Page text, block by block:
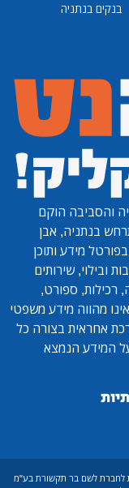
בנקים בנתניה
והסביבה הוקם
בנתניה, אבן
מידע ותוכן
ובילוי, שירותים
רכילות, ספורט,
מהווה מידע משפטי
אחראית בצורה כל
המידע הנמצא
לחברת לשם בר תקשורת בע"מ